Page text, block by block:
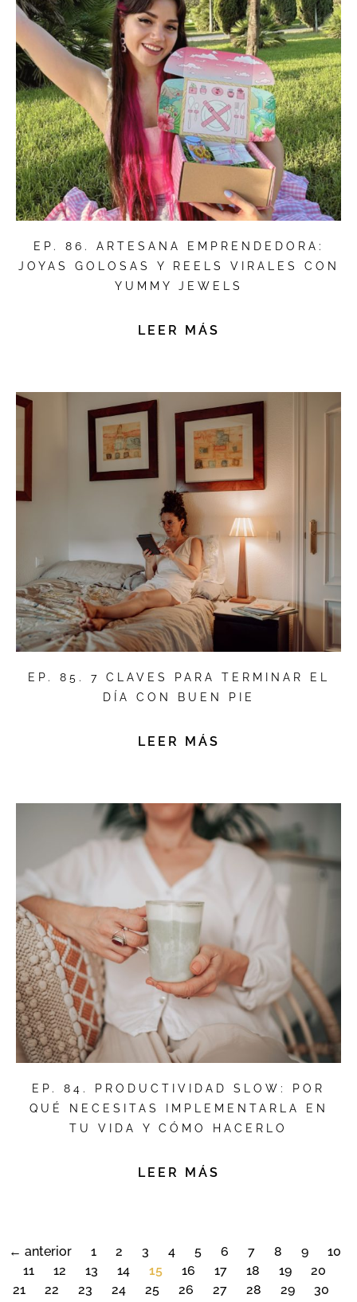
EP. 86. ARTESANA EMPRENDEDORA:
JOYAS GOLOSAS Y REELS VIRALES CON
YUMMY JEWELS
LEER MÁS
EP. 85. 7 CLAVES PARA TERMINAR EL
DÍA CON BUEN PIE
LEER MÁS
EP. 84. PRODUCTIVIDAD SLOW: POR
QUÉ NECESITAS IMPLEMENTARLA EN
TU VIDA Y CÓMO HACERLO
LEER MÁS
← anterior 1 2 3 4 5 6 7 8 9
10
11
12 13 14 15 16 17 18 19
20
21
22 23 24 25 26 27 28 29
30